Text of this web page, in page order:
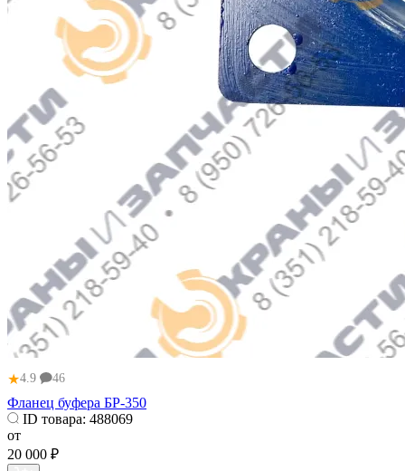
★4.9 46
Фланец буфера БР-350
ID товара: 488069
от
20 000 ₽